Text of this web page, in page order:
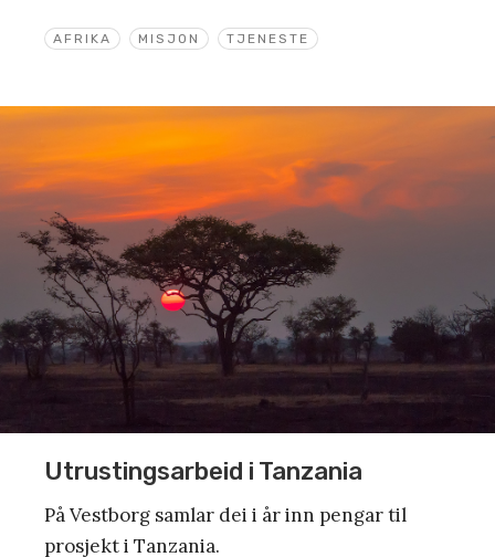
AFRIKA MISJON TJENESTE
Utrustingsarbeid i Tanzania
På Vestborg samlar dei i år inn pengar til
prosjekt i Tanzania.